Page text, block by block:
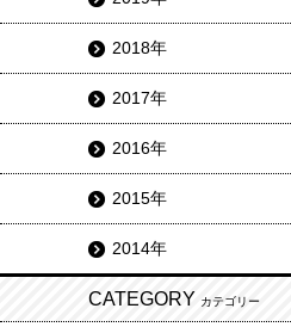
2018年
2017年
2016年
2015年
2014年
CATEGORY カテゴリー